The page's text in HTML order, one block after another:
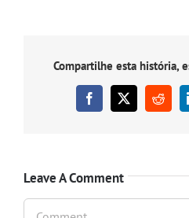
Compartilhe esta história,
Facebook
X Reddit
Leave A Comment